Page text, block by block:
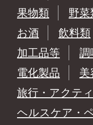
果物類
野菜
お酒
飲料類
加工品等
調
電化製品
美
旅行・アクテ
ヘルスケア・